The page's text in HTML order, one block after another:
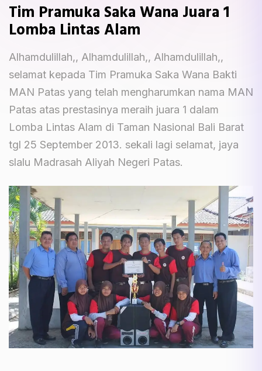
Tim Pramuka Saka Wana Juara 1
Lomba Lintas Alam
Alhamdulillah,, Alhamdulillah,, Alhamdulillah,,
selamat kepada Tim Pramuka Saka Wana Bakti
MAN Patas yang telah mengharumkan nama MAN
Patas atas prestasinya meraih juara 1 dalam
Lomba Lintas Alam di Taman Nasional Bali Barat
tgl 25 September 2013. sekali lagi selamat, jaya
slalu Madrasah Aliyah Negeri Patas.